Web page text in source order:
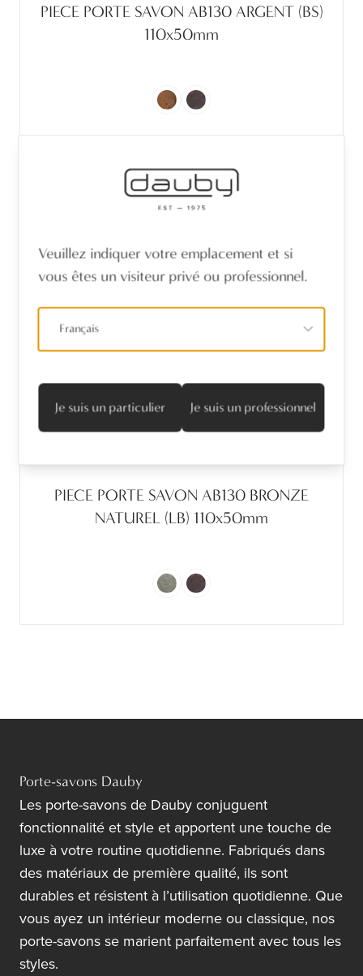
PIECE PORTE SAVON AB130 ARGENT (BS)
110x50mm
PIECE PORTE SAVON AB130 BRONZE
NATUREL (LB) 110x50mm
Porte-savons Dauby
Les porte-savons de Dauby conjuguent
fonctionnalité et style et apportent une touche de
luxe à votre routine quotidienne. Fabriqués dans
des matériaux de première qualité, ils sont
durables et résistent à l’utilisation quotidienne. Que
vous ayez un intérieur moderne ou classique, nos
porte-savons se marient parfaitement avec tous les
styles.
Veuillez indiquer votre emplacement et si
vous êtes un visiteur privé ou professionnel.
Français
Je suis un particulier Je suis un professionnel